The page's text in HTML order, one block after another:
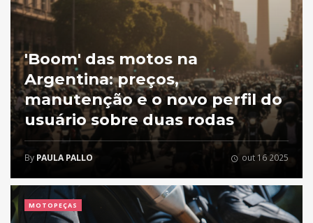
'Boom' das motos na
Argentina: preços,
manutenção e o novo perfil do
usuário sobre duas rodas
By PAULA PALLO out 16 2025
MOTOPEÇAS